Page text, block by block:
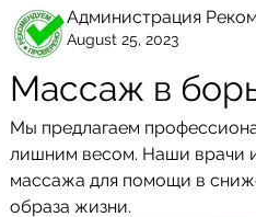
Администрация
August 25, 2023
Массаж в
Мы предлагаем
лишним весом. Наши врачи
массажа для помощи в
образа жизни.